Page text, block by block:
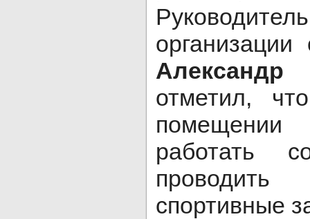
отметил,
помещении
работать
спортивные